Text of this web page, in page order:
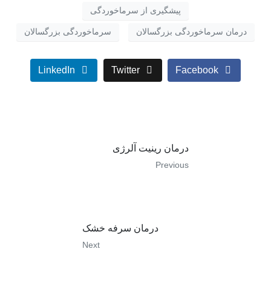
پیشگیری از سرماخوردگی
درمان سرماخوردگی بزرگسالان سرماخوردگی بزرگسالان
Facebook
Twitter
LinkedIn
درمان رینیت آلرژی
Previous
درمان سرفه خشک
Next